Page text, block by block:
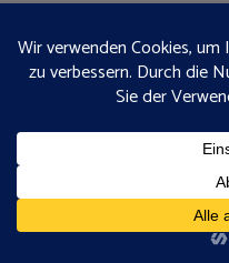
durch Orgonit erheblich
Mein Favorit, da er auf
umfangreichen
Forschungsansatz), ist
CRYSTAL HEALING“. Ich
gechannelter Literatur, da